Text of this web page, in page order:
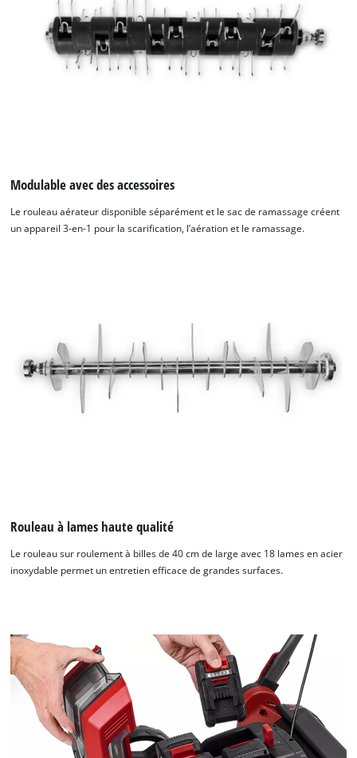
Modulable avec des accessoires
Le rouleau aérateur disponible séparément et le sac de ramassage créent
un appareil 3-en-1 pour la scarification, l’aération et le ramassage.
Rouleau à lames haute qualité
Le rouleau sur roulement à billes de 40 cm de large avec 18 lames en acier
inoxydable permet un entretien efficace de grandes surfaces.